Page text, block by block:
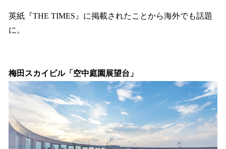
英紙『THE TIMES』に掲載されたことから海外でも話題
に。
梅田スカイビル「空中庭園展望台」